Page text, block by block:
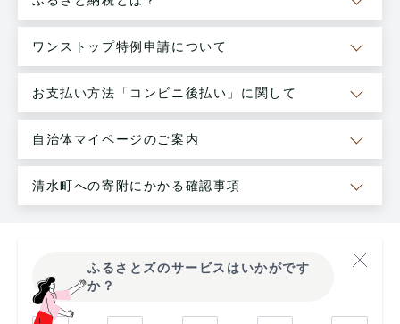
ワンストップ特例申請について
お支払い方法「コンビニ後払い」に関して
自治体マイページのご案内
清水町への寄附にかかる確認事項
ふるさとズのサービスはいかがです
か？